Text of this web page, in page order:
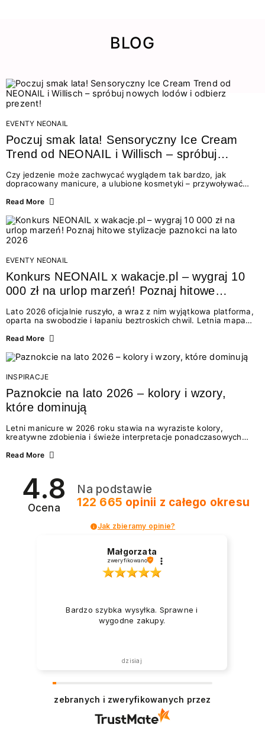
BLOG
EVENTY NEONAIL
Poczuj smak lata! Sensoryczny Ice Cream
Trend od NEONAIL i Willisch – spróbuj
nowych lodów i odbierz prezent!
Czy jedzenie może zachwycać wyglądem tak bardzo, jak
dopracowany manicure, a ulubione kosmetyki – przywoływać
świata beauty i oszałamiających deserów to coś więcej niż
zmysłami: przez soczysty kolor, aksamitną teksturę,
orzeźwiający zapach i słodki akcent na podniebieniu. Tego lata
NEONAIL łączy siły z marką Willisch, tworząc unikalny projekt
na styku jedzenia i piękna....
Read More
EVENTY NEONAIL
Konkurs NEONAIL x wakacje.pl – wygraj 10
000 zł na urlop marzeń! Poznaj hitowe
Lato 2026 oficjalnie ruszyło, a wraz z nim wyjątkowa platforma,
oparta na swobodzie i łapaniu beztroskich chwil. Letnia mapa
doświadczenia wakacji – od spontanicznych wyjazdów, przez
Motywem przewodnim jest eksplorowanie i kolekcjonowanie
letnich momentów. Z tej okazji przygotowaliśmy coś absolutnie
wyjątkowego: wielki konkurs z wakacje.pl oraz dawkę
najgorętszych trendów w...
Read More
INSPIRACJE
Paznokcie na lato 2026 – kolory i wzory,
które dominują
Letni manicure w 2026 roku stawia na wyraziste kolory,
kreatywne zdobienia i świeże interpretacje ponadczasowych
zarówno energetycznych odcieni inspirowanych wakacjami, jak
2026? Znajdź inspirację dla swojego manicure!
Read More
4.8
Ocena
Na podstawie
122 665 opinii z całego okresu
Jak zbieramy opinie?
Małgorzata
zweryfikowano
Bardzo szybka wysyłka. Sprawne i
wygodne zakupy.
dzisiaj
zebranych i zweryfikowanych przez